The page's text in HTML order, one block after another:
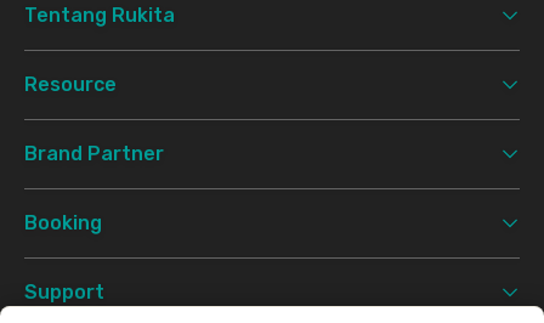
Tentang Rukita
Resource
Brand Partner
Booking
Support